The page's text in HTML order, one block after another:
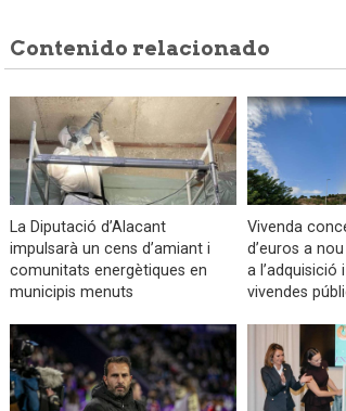
Contenido relacionado
La Diputació d’Alacant
impulsarà un cens d’amiant i
comunitats energètiques en
municipis menuts
Vivenda
d’euros a
a l’adquisició
vivendes